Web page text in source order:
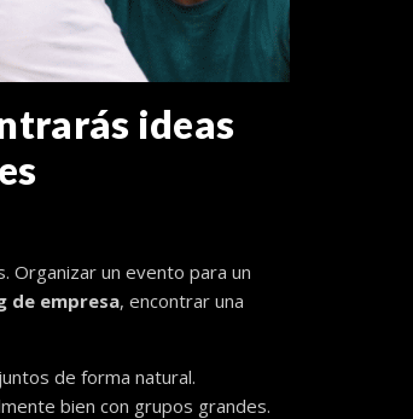
ideas
Organizar un evento para un
de empresa, encontrar una
de forma natural.
bien con grupos grandes.